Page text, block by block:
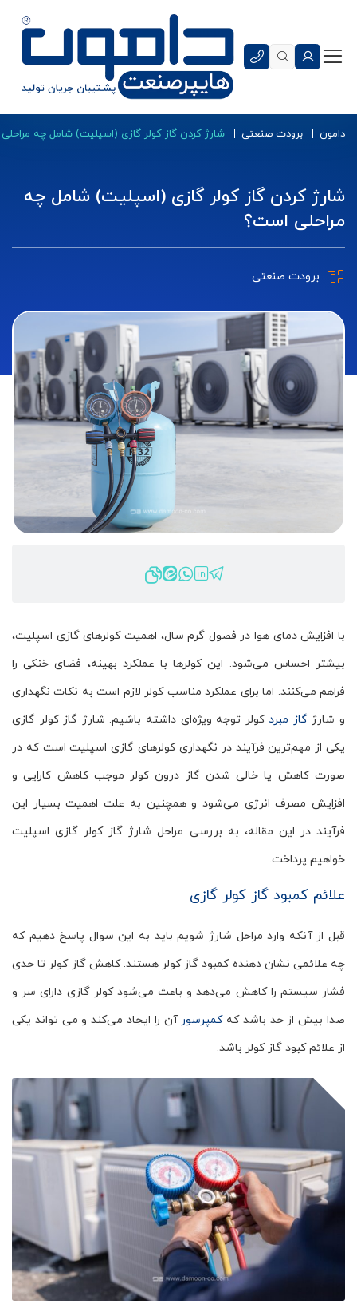
دامون برودت صنعتی شارژ کردن گاز کولر گازی (اسپلیت) شامل چه
شارژ کردن گاز کولر گازی (اسپلیت) شامل چه
مراحلی است؟
برودت صنعتی
با افزایش دمای هوا در فصول گرم سال، اهمیت کولرهای گازی اسپلیت،
بیشتر احساس می‌شود. این کولرها با عملکرد بهینه، فضای خنکی را
فراهم می‌کنند. اما برای عملکرد مناسب کولر لازم است به نکات نگهداری
و شارژگاز مبردکولر توجه ویژه‌ای داشته باشیم. شارژ گاز کولر گازی
یکی از مهم‌ترین فرآیند در نگهداری کولرهای گازی اسپلیت است که در
صورت کاهش یا خالی شدن گاز درون کولر موجب کاهش کارایی و
افزایش مصرف انرژی می‌شود و همچنین به علت اهمیت بسیار این
فرآیند در این مقاله، به بررسی مراحل شارژ گاز کولر گازی اسپلیت
خواهیم پرداخت.
علائم کمبود گاز کولر گازی
قبل از آنکه وارد مراحل شارژ شویم باید به این سوال پاسخ دهیم که
چه علائمی نشان دهنده کمبود گاز کولر هستند. کاهش گاز کولر تا حدی
فشار سیستم را کاهش می‌دهد و باعث می‌شود کولر گازی دارای سر و
صدا بیش از حد باشد کهکمپرسور آن را ایجاد می‌کند و می تواند یکی
از علائم کبود گاز کولر باشد.